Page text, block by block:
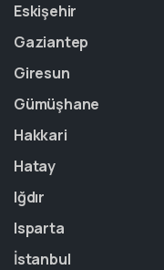
Eskişehir
Gaziantep
Giresun
Gümüşhane
Hakkari
Hatay
Iğdır
Isparta
İstanbul